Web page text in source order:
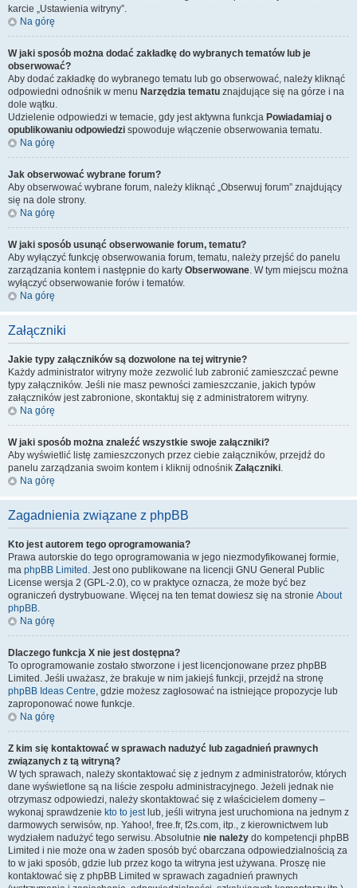
karcie „Ustawienia witryny”.
Na górę
W jaki sposób można dodać zakładkę do wybranych tematów lub je
obserwować?
Aby dodać zakładkę do wybranego tematu lub go obserwować, należy kliknąć
odpowiedni odnośnik w menu Narzędzia tematu znajdujące się na górze i na
dole wątku.
Udzielenie odpowiedzi w temacie, gdy jest aktywna funkcja Powiadamiaj o
opublikowaniu odpowiedzi spowoduje włączenie obserwowania tematu.
Na górę
Jak obserwować wybrane forum?
Aby obserwować wybrane forum, należy kliknąć „Obserwuj forum” znajdujący
się na dole strony.
Na górę
W jaki sposób usunąć obserwowanie forum, tematu?
Aby wyłączyć funkcję obserwowania forum, tematu, należy przejść do panelu
zarządzania kontem i następnie do karty Obserwowane. W tym miejscu można
wyłączyć obserwowanie forów i tematów.
Na górę
Załączniki
Jakie typy załączników są dozwolone na tej witrynie?
Każdy administrator witryny może zezwolić lub zabronić zamieszczać pewne
typy załączników. Jeśli nie masz pewności zamieszczanie, jakich typów
załączników jest zabronione, skontaktuj się z administratorem witryny.
Na górę
W jaki sposób można znaleźć wszystkie swoje załączniki?
Aby wyświetlić listę zamieszczonych przez ciebie załączników, przejdź do
panelu zarządzania swoim kontem i kliknij odnośnik Załączniki.
Na górę
Zagadnienia związane z phpBB
Kto jest autorem tego oprogramowania?
Prawa autorskie do tego oprogramowania w jego niezmodyfikowanej formie,
ma phpBB Limited . Jest ono publikowane na licencji GNU General Public
License wersja 2 (GPL-2.0), co w praktyce oznacza, że może być bez
ograniczeń dystrybuowane. Więcej na ten temat dowiesz się na stronie About
phpBB.
Na górę
Dlaczego funkcja X nie jest dostępna?
To oprogramowanie zostało stworzone i jest licencjonowane przez phpBB
Limited. Jeśli uważasz, że brakuje w nim jakiejś funkcji, przejdź na stronę
phpBB Ideas Centre, gdzie możesz zagłosować na istniejące propozycje lub
zaproponować nowe funkcje.
Na górę
Z kim się kontaktować w sprawach nadużyć lub zagadnień prawnych
związanych z tą witryną?
W tych sprawach, należy skontaktować się z jednym z administratorów, których
dane wyświetlone są na liście zespołu administracyjnego. Jeżeli jednak nie
otrzymasz odpowiedzi, należy skontaktować się z właścicielem domeny –
wykonaj sprawdzenie kto to jestlub, jeśli witryna jest uruchomiona na jednym z
darmowych serwisów, np. Yahoo!, free.fr, f2s.com, itp., z kierownictwem lub
wydziałem nadużyć tego serwisu. Absolutnie nie należy do kompetencji phpBB
Limited i nie może ona w żaden sposób być obarczana odpowiedzialnością za
to w jaki sposób, gdzie lub przez kogo ta witryna jest używana. Proszę nie
kontaktować się z phpBB Limited w sprawach zagadnień prawnych